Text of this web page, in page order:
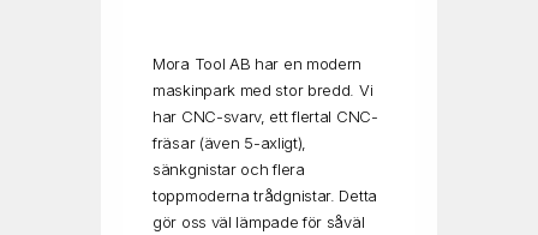
Mora Tool AB har en modern
maskinpark med stor bredd. Vi
har CNC-svarv, ett flertal CNC-
fräsar (även 5-axligt),
sänkgnistar och flera
toppmoderna trådgnistar. Detta
gör oss väl lämpade för såväl